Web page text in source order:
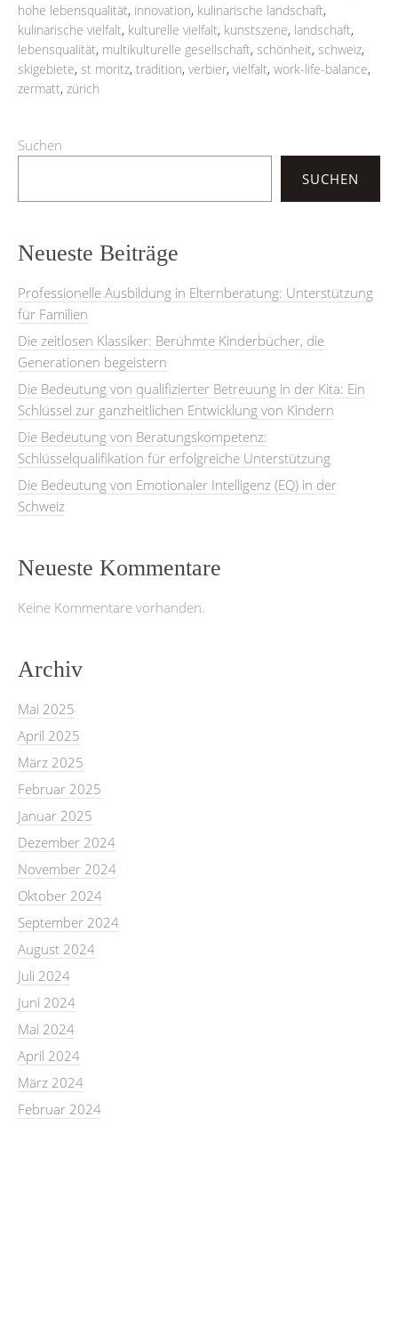
hohe lebensqualität, innovation, kulinarische landschaft,
kulinarische vielfalt, kulturelle vielfalt, kunstszene, landschaft,
lebensqualität, multikulturelle gesellschaft, schönheit, schweiz,
skigebiete, st moritz, tradition, verbier, vielfalt, work-life-balance,
zermatt, zürich
Suchen
SUCHEN
Neueste Beiträge
Professionelle Ausbildung in Elternberatung: Unterstützung
für Familien
Die zeitlosen Klassiker: Berühmte Kinderbücher, die
Generationen begeistern
Die Bedeutung von qualifizierter Betreuung in der Kita: Ein
Schlüssel zur ganzheitlichen Entwicklung von Kindern
Die Bedeutung von Beratungskompetenz:
Schlüsselqualifikation für erfolgreiche Unterstützung
Die Bedeutung von Emotionaler Intelligenz (EQ) in der
Schweiz
Neueste Kommentare
Keine Kommentare vorhanden.
Archiv
Mai 2025
April 2025
März 2025
Februar 2025
Januar 2025
Dezember 2024
November 2024
Oktober 2024
September 2024
August 2024
Juli 2024
Juni 2024
Mai 2024
April 2024
März 2024
Februar 2024